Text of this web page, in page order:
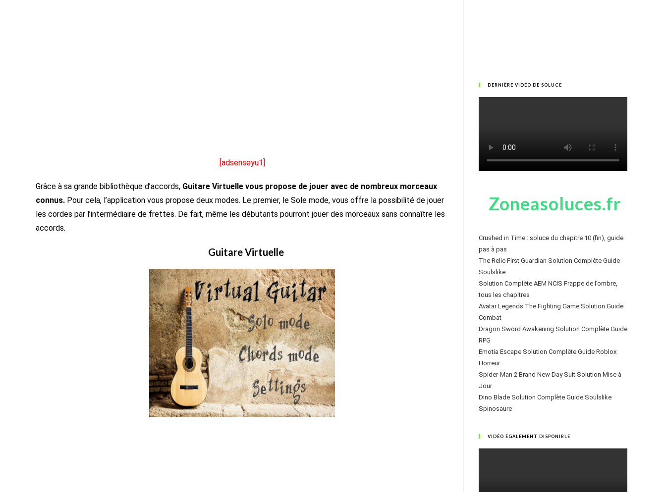
[adsenseyu1]
Grâce à sa grande bibliothèque d’accords, Guitare Virtuelle vous propose de jouer avec de nombreux morceaux
connus. Pour cela, l’application vous propose deux modes. Le premier, le Sole mode, vous offre la possibilité de jouer
les cordes par l’intermédiaire de frettes. De fait, même les débutants pourront jouer des morceaux sans connaître les
accords.
Guitare Virtuelle
DERNIÈRE VIDÉO DE SOLUCE
Zoneasoluces.fr
Crushed in Time : soluce du chapitre 10 (fin), guide
pas à pas
The Relic First Guardian Solution Complète Guide
Soulslike
Solution Complète AEM NCIS Frappe de l’ombre,
tous les chapitres
Avatar Legends The Fighting Game Solution Guide
Combat
Dragon Sword Awakening Solution Complète Guide
RPG
Emotia Escape Solution Complète Guide Roblox
Horreur
Spider-Man 2 Brand New Day Suit Solution Mise à
Jour
Dino Blade Solution Complète Guide Soulslike
Spinosaure
VIDÉO ÉGALEMENT DISPONIBLE